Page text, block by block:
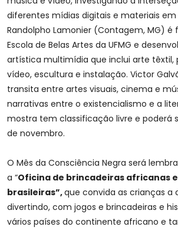
diferentes mídias digitais e materiais em
Randolpho Lamonier (Contagem, MG) é
Escola de Belas Artes da UFMG e
artística multimídia que inclui arte têxtil,
vídeo, escultura e instalação. Victor
transita entre artes visuais, cinema e
narrativas entre o existencialismo e a
mostra tem classificação livre e poderá
de novembro.
O Mês da Consciência Negra será
a “Oficina de brincadeiras africanas
brasileiras”,que convida as crianças a
divertindo, com jogos e brincadeiras e
vários países do continente africano e